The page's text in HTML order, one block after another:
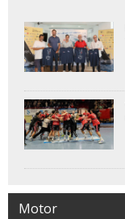
Motor